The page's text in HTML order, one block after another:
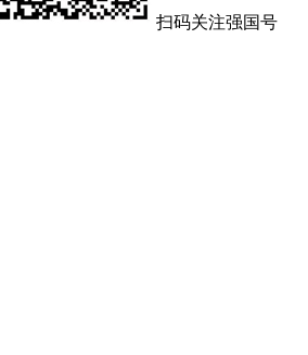
扫码关注强国号